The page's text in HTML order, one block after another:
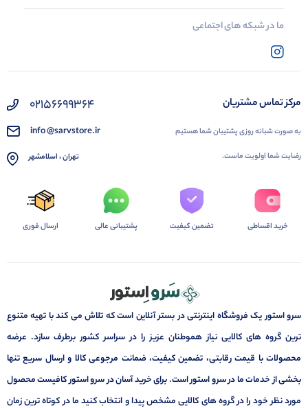
ما در شبکه های اجتماعی
مرکز تماس مشتریان
به صورت شبانه روزی پشتیبان شما هستیم
رضایت شما اولویت ماست.
02156699364
info @sarvstore.ir
تهران ، اسلامشهر
خرید اقساطی تضمین کیفیت پشتیبانی عالی ارسال فوری
سرو استور یک فروشگاه اینترنتی در بستر آنلاین است که تلاش می کند با تهیه متنوع
ترین گروه های کالایی نیاز هموطنان عزیز را در سراسر کشور برطرف سازد. عرضه
محصولات با قیمت رقابتی، تضمین کیفیت، ضمانت مرجوعی کالا و ارسال سریع تنها
بخشی از خدمات ما در سرو استور است. برای خرید آسان در سرو استور کافیست محصول
مورد نظر خود را در گروه های کالایی مشخص پیدا و انتخاب کنید ما در کوتاه ترین زمان